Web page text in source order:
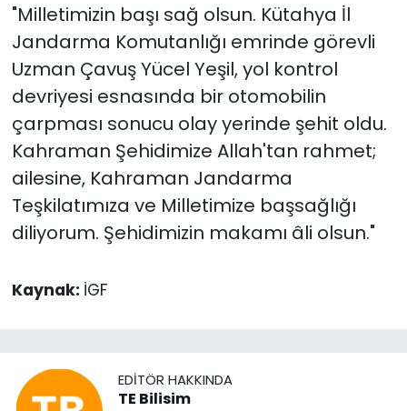
"Milletimizin başı sağ olsun. Kütahya İl
Jandarma Komutanlığı emrinde görevli
Uzman Çavuş Yücel Yeşil, yol kontrol
devriyesi esnasında bir otomobilin
çarpması sonucu olay yerinde şehit oldu.
Kahraman Şehidimize Allah'tan rahmet;
ailesine, Kahraman Jandarma
Teşkilatımıza ve Milletimize başsağlığı
diliyorum. Şehidimizin makamı âli olsun."
Kaynak: İGF
EDITÖR HAKKINDA
TE Bilisim